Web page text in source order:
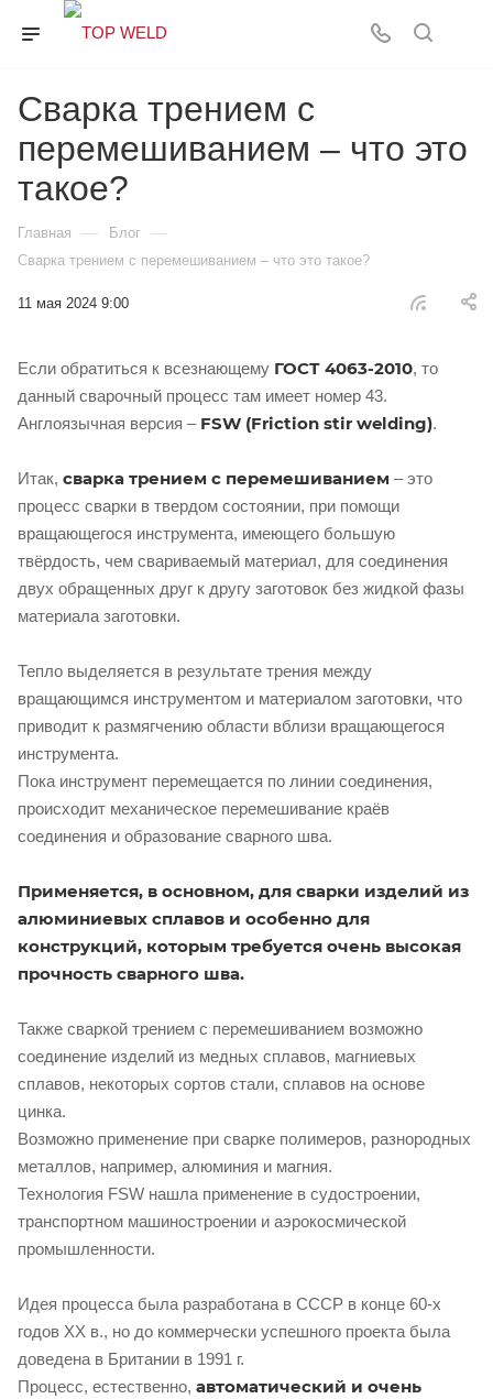
Сварка трением с
перемешиванием – что это
такое?
Главная — Блог —
Сварка трением с перемешиванием – что это такое?
11 мая 2024 9:00
Если обратиться к всезнающему ГОСТ 4063-2010, то
данный сварочный процесс там имеет номер 43.
Англоязычная версия – FSW (Friction stir welding).
Итак, сварка трением с перемешиванием – это
процесс сварки в твердом состоянии, при помощи
вращающегося инструмента, имеющего большую
твёрдость, чем свариваемый материал, для соединения
двух обращенных друг к другу заготовок без жидкой фазы
материала заготовки.
Тепло выделяется в результате трения между
вращающимся инструментом и материалом заготовки, что
приводит к размягчению области вблизи вращающегося
инструмента.
Пока инструмент перемещается по линии соединения,
происходит механическое перемешивание краёв
соединения и образование сварного шва.
Применяется, в основном, для сварки изделий из
алюминиевых сплавов и особенно для
конструкций, которым требуется очень высокая
прочность сварного шва.
Также сваркой трением с перемешиванием возможно
соединение изделий из медных сплавов, магниевых
сплавов, некоторых сортов стали, сплавов на основе
цинка.
Возможно применение при сварке полимеров, разнородных
металлов, например, алюминия и магния.
Технология FSW нашла применение в судостроении,
транспортном машиностроении и аэрокосмической
промышленности.
Идея процесса была разработана в СССР в конце 60-х
годов ХХ в., но до коммерчески успешного проекта была
доведена в Британии в 1991 г.
Процесс, естественно, автоматический и очень